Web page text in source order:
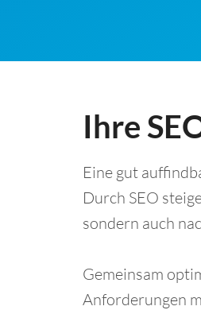
Ihre
Eine gut
Durch SEO
sondern auch
Gemeinsam
Anforderungen